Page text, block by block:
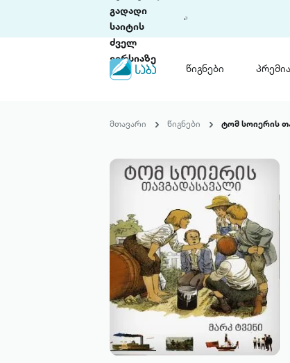
გადადი
საიტის
ძველ
ვერსიაზე
წიგნები პრემია
წესდება
ჩვენ შესახებ
პაკეტები
მთავარი წიგნები ტომ სოიერის